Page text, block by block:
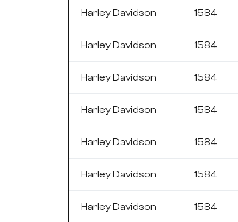
Harley Davidson 1584
Harley Davidson 1584
Harley Davidson 1584
Harley Davidson 1584
Harley Davidson 1584
Harley Davidson 1584
Harley Davidson 1584